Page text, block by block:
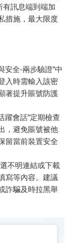
有訊息端到端加
措施，最大限度
安全-兩步驗證”中
入時需輸入該密
著提升賬號防護
躍會話”定期檢查
，避免賬號被他
留當前裝置安全
不明連結或下載
寫等內容。建議
詐騙及時拉黑舉